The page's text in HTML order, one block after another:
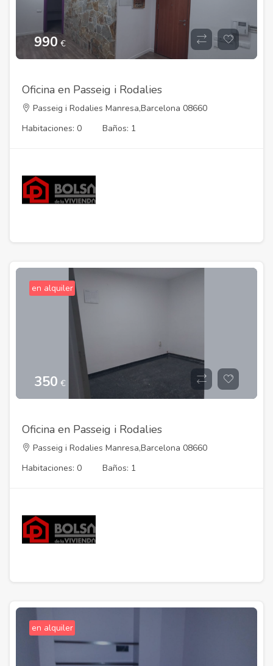
990 €
Oficina en Passeig i Rodalies
Passeig i Rodalies Manresa,Barcelona 08660
Habitaciones: 0
Baños: 1
en alquiler
350 €
Oficina en Passeig i Rodalies
Passeig i Rodalies Manresa,Barcelona 08660
Habitaciones: 0
Baños: 1
en alquiler